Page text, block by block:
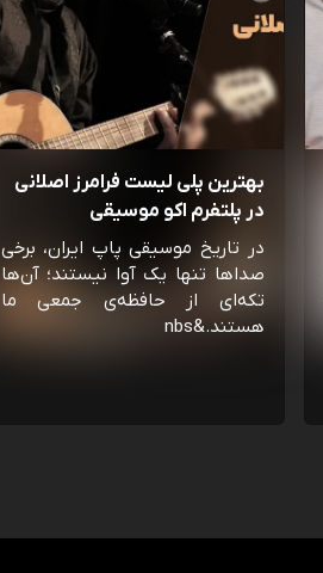
بهترین پلی لیست فرامرز اصلانی
در پلتفرم اکو موسیقی
در تاریخ موسیقی پاپ ایران، برخی
صداها تنها یک آوا نیستند؛ آن‌ها
تکه‌ای از حافظه‌ی جمعی ما
هستند.&nbs